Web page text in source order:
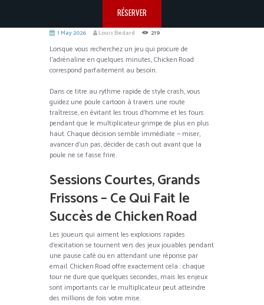
RÉSERVER
1 May 2026 Louis Bedard 219
Lorsque vous recherchez un jeu qui procure de
l’adrénaline en quelques minutes, Chicken Road
correspond parfaitement au besoin.
Dans ce titre au rythme rapide de style crash, vous
guidez une poule cartoon à travers une route
traîtresse, en évitant les trous d’homme et les fours
pendant que le multiplicateur grimpe de plus en plus
haut. Chaque décision semble immédiate — miser,
avancer d’un pas, décider de cash out avant que la
poule ne se fasse frire.
Sessions Courtes, Grands
Frissons – Ce Qui Fait le
Succès de Chicken Road
Les joueurs qui aiment les explosions rapides
d’excitation se tournent vers des jeux jouables pendant
une pause café ou en attendant une réponse par
email. Chicken Road offre exactement cela : chaque
tour ne dure que quelques secondes, mais les enjeux
sont importants car le multiplicateur peut atteindre
des millions de fois votre mise.